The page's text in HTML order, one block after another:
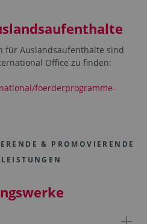
für Auslandsaufenthalte sind
Office zu finden:
foerderprogramme-
& PROMOVIERENDE